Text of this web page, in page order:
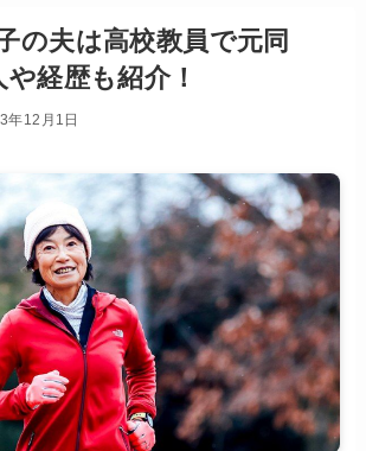
の夫は高校教員で元同
経歴も紹介！
年12月1日